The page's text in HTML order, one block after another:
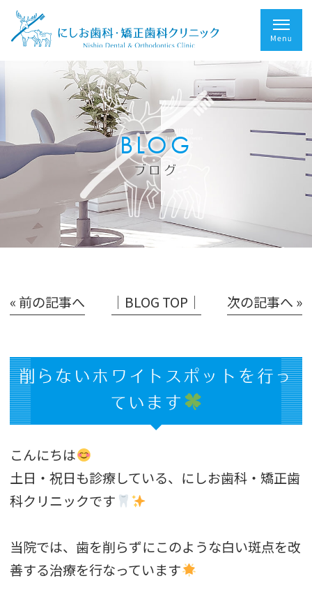
BLOG
ブログ
« 前の記事へ │BLOG TOP│ 次の記事へ »
削らないホワイトスポットを行っ
ています
こんにちは
土日・祝日も診療している、にしお歯科・矯正歯
科クリニックです
当院では、歯を削らずにこのような白い斑点を改
善する治療を行なっています